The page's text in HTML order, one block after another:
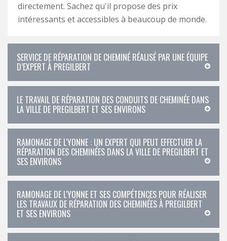
directement. Sachez qu'il propose des prix
intéressants et accessibles à beaucoup de monde.
SERVICE DE RÉPARATION DE CHEMINÉ RÉALISÉ PAR UNE ÉQUIPE
D’EXPERT À PREGILBERT
LE TRAVAIL DE RÉPARATION DES CONDUITS DE CHEMINÉE DANS
LA VILLE DE PREGILBERT ET SES ENVIRONS
RAMONAGE DE L'YONNE : UN EXPERT QUI PEUT EFFECTUER LA
RÉPARATION DES CHEMINÉES DANS LA VILLE DE PREGILBERT ET
SES ENVIRONS
RAMONAGE DE L'YONNE ET SES COMPÉTENCES POUR RÉALISER
LES TRAVAUX DE RÉPARATION DES CHEMINÉES À PREGILBERT
ET SES ENVIRONS